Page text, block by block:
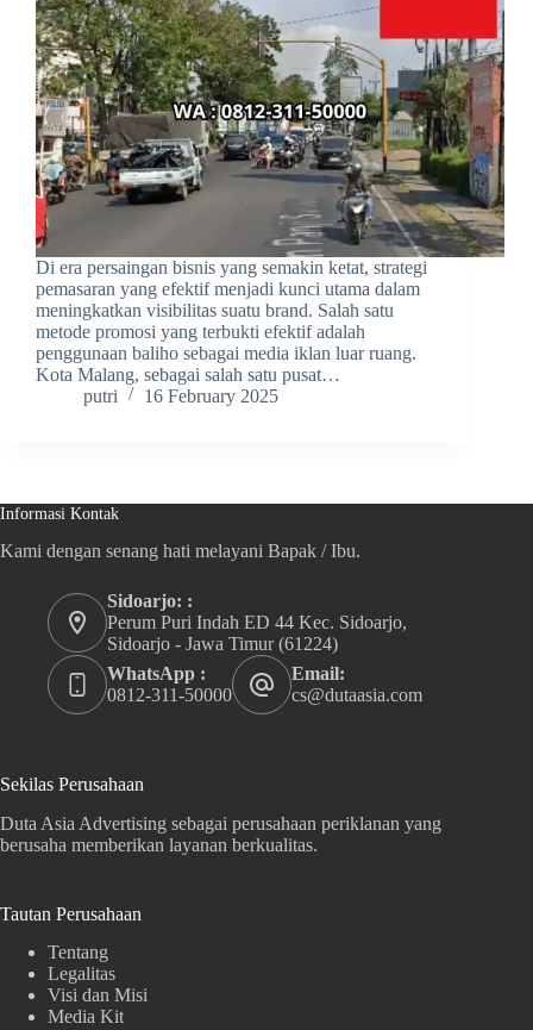
Di era persaingan bisnis yang semakin ketat, strategi
pemasaran yang efektif menjadi kunci utama dalam
meningkatkan visibilitas suatu brand. Salah satu
metode promosi yang terbukti efektif adalah
penggunaan baliho sebagai media iklan luar ruang.
Kota Malang, sebagai salah satu pusat…
putri
16 February 2025
Informasi Kontak
Kami dengan senang hati melayani Bapak / Ibu.
Sidoarjo: :
Perum Puri Indah ED 44 Kec. Sidoarjo,
Sidoarjo - Jawa Timur (61224)
WhatsApp :
0812-311-50000
Email:
cs@dutaasia.com
Sekilas Perusahaan
Duta Asia Advertising sebagai perusahaan periklanan yang
berusaha memberikan layanan berkualitas.
Tautan Perusahaan
Tentang
Legalitas
Visi dan Misi
Media Kit